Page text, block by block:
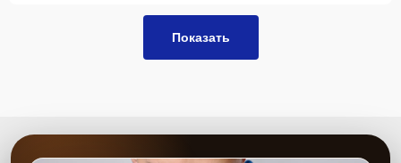
Показать